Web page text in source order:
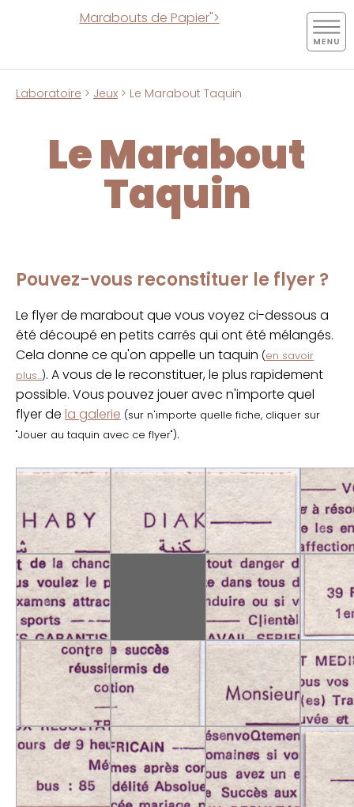
Marabouts de Papier">
Laboratoire > Jeux > Le Marabout Taquin
Le Marabout
Taquin
Pouvez-vous reconstituer le flyer ?
Le flyer de marabout que vous voyez ci-dessous a
été découpé en petits carrés qui ont été mélangés.
Cela donne ce qu'on appelle un taquin (en savoir
plus...). A vous de le reconstituer, le plus rapidement
possible. Vous pouvez jouer avec n'importe quel
flyer de la galerie (sur n'importe quelle fiche, cliquer sur
"Jouer au taquin avec ce flyer").